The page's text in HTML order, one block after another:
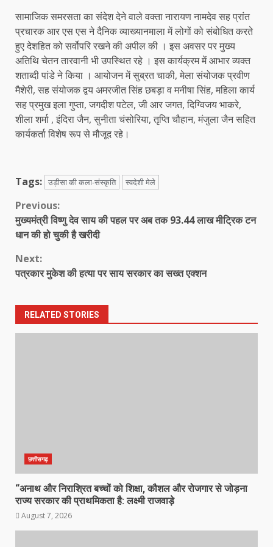
सामाजिक समरसता का संदेश देने वाले वक्ता नारायण नामदेव सह प्रांत
प्रचारक आर एस एस ने दैनिक व्याख्यानमाला में लोगों को संबोधित करते
हुए देशहित को सर्वोपरि रखने की अपील की । इस अवसर पर मुख्य
अतिथि चेतन तारवानी भी उपस्थित रहे । इस कार्यक्रम में आभार व्यक्त
शताब्दी पांडे ने किया । आयोजन में सुब्रत चाकी, मेला संयोजक प्रवीण
मैशेरी, सह संयोजक द्वय अमरजीत सिंह छबड़ा व मनीषा सिंह, महिला कार्य
सह प्रमुख इला गुप्ता, जगदीश पटेल, जी आर जगत, दिग्विजय भाकरे,
शीला शर्मा , इंदिरा जैन, सुनीता चंसोरिया, तृप्ति चौहान, मंजुला जैन सहित
कार्यकर्ता विशेष रूप से मौजूद रहे।
Tags: उड़ीसा की कला-संस्कृति स्वदेशी मेले
Continue
Reading
Previous:
मुख्यमंत्री विष्णु देव साय की पहल पर अब तक 93.44 लाख मीट्रिक टन
धान की हो चुकी है खरीदी
Next:
पत्रकार मुकेश की हत्या पर साय सरकार का सख्त एक्शन
RELATED STORIES
छत्तीसगढ़
“अनाथ और निराश्रित बच्चों को शिक्षा, कौशल और रोजगार से जोड़ना
राज्य सरकार की प्राथमिकता है: लक्ष्मी राजवाड़े
August 7, 2026